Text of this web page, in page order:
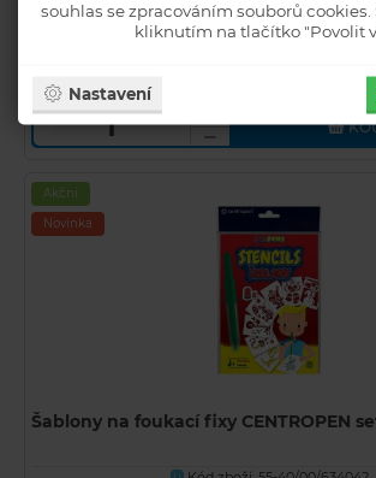
souhlas se zpracováním souborů
kliknutím na tlačítko "Povolit
Nastavení
Běžná cena
Akční
Novinka
Šablony na foukací fixy CENTROPEN